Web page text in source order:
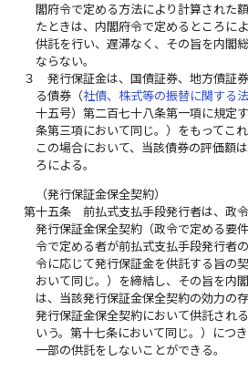
閣府令で定める方法により計算された
たときは、内閣府令で定めるところに
供託を行い、遅滞なく、その旨を内閣
ならない。
３
発行保証金は、国債証券、地方債証
る債券（社債、株式等の振替に関する
十五号）第二百七十八条第一項に規定
条第三項において同じ。）をもってこ
この場合において、当該債券の評価額
ろによる。
（発行保証金保全契約）
第十五条
前払式支払手段発行者は、政
発行保証金保全契約（政令で定める要
令で定める者が前払式支払手段発行者
令に応じて発行保証金を供託する旨の
おいて同じ。）を締結し、その旨を内
は、当該発行保証金保全契約の効力の
発行保証金保全契約において供託され
いう。第十七条において同じ。）につ
一部の供託をしないことができる。